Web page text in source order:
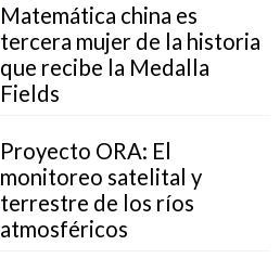
Matemática china es
tercera mujer de la historia
que recibe la Medalla
Fields
Proyecto ORA: El
monitoreo satelital y
terrestre de los ríos
atmosféricos